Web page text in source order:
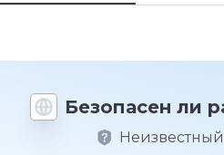
Безопасен ли
Как бы
этот
1 до 5?